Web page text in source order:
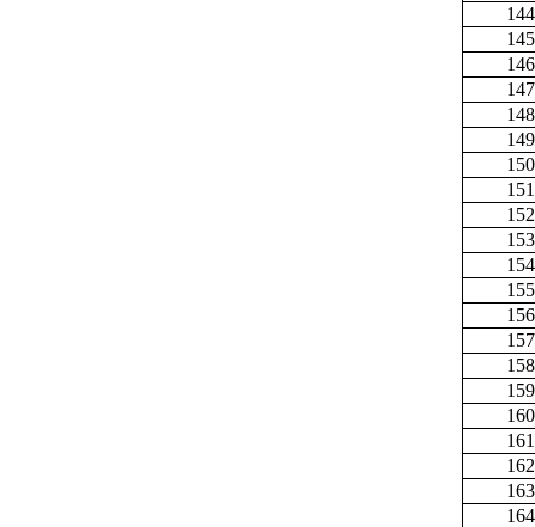
144
145
146
147
148
149
150
151
152
153
154
155
156
157
158
159
160
161
162
163
164